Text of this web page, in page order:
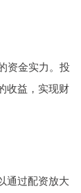
资金实力。投
收益，实现财
通过配资放大